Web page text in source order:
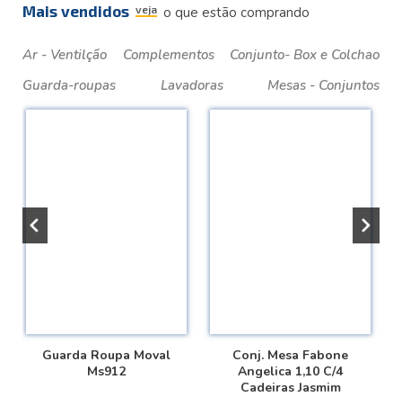
Mais vendidos veja o que estão comprando
Ar - Ventilção Complementos
Conjunto- Box e Colchao
Guarda-roupas
Lavadoras Mesas - Conjuntos
Guarda Roupa Moval
Ms912
Conj. Mesa Fabone
Angelica 1,10 C/4
Cadeiras Jasmim